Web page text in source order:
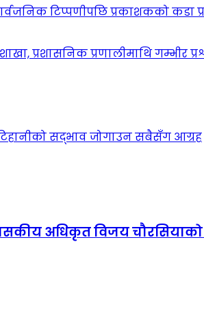
टिप्पणीपछि प्रकाशकको कडा
प्रशासनिक प्रणालीमाथि गम्भीर
सद्भाव जोगाउन सबैसँग आग्रह
अधिकृत विजय चौरसियाको